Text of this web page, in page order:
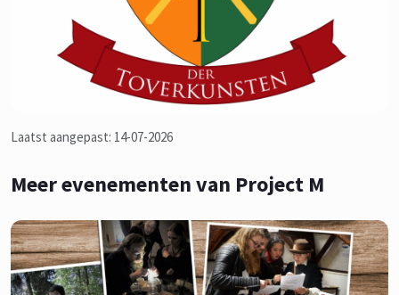
Laatst aangepast: 14-07-2026
Meer evenementen van Project M